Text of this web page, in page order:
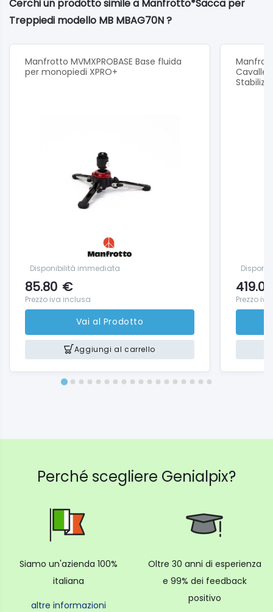
Cerchi un prodotto simile a Manfrotto*Sacca per
Treppiedi modello MB MBAG70N ?
Manfrotto MVMXPROBASE Base fluida
per monopiedi XPRO+
Disponibilità immediata
85.80 €
Prezzo iva inclusa
Vai al Prodotto
Aggiungi al carrello
419.00
Prezzo
Perché scegliere Genialpix?
Siamo un'azienda 100%
italiana
altre informazioni
Oltre 30 anni di esperienza
e 99% dei feedback
positivo